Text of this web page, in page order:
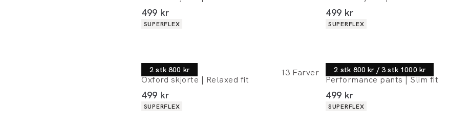
I alt (inkl. rabat)
499 kr
Produkt egenskaber
SUPERFLEX
I alt (inkl. rabat)
499 kr
Produkt egenskaber
SUPERFLEX
2 stk 800 kr
Lindbergh
Oxford skjorte | Relaxed fit
13 Farver
I alt (inkl. rabat)
499 kr
Produkt egenskaber
SUPERFLEX
2 stk 800 kr / 3 stk 1000 kr
Lindbergh
Performance pants | Slim fit
I alt (inkl. rabat)
499 kr
Produkt egenskaber
SUPERFLEX